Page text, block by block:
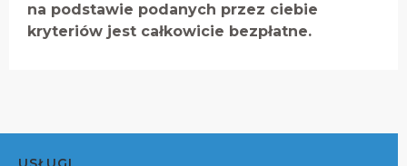
na podstawie podanych przez ciebie
kryteriów jest całkowicie bezpłatne.